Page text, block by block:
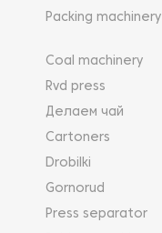
Packing machinery
Coal machinery
Rvd press
Делаем чай
Cartoners
Drobilki
Gornorud
Press separator